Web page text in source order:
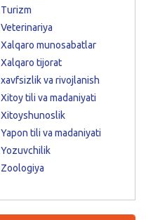
Turizm
Veterinariya
Xalqaro munosabatlar
Xalqaro tijorat
xavfsizlik va rivojlanish
Xitoy tili va madaniyati
Xitoyshunoslik
Yapon tili va madaniyati
Yozuvchilik
Zoologiya